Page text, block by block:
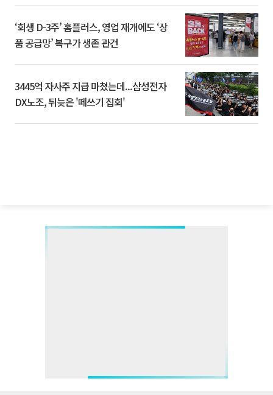
‘회생 D-3주’ 홈플러스, 영업 재개에도 ‘상
품 공급망’ 복구가 생존 관건
3445억 자사주 지급 마쳤는데...삼성전자
DX노조, 뒤늦은 '떼쓰기 집회'